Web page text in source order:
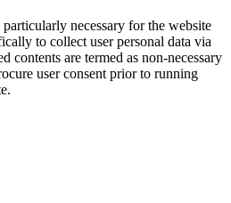
necessary for the website
to collect user personal data via
contents are termed as non-necessary
user consent prior to running